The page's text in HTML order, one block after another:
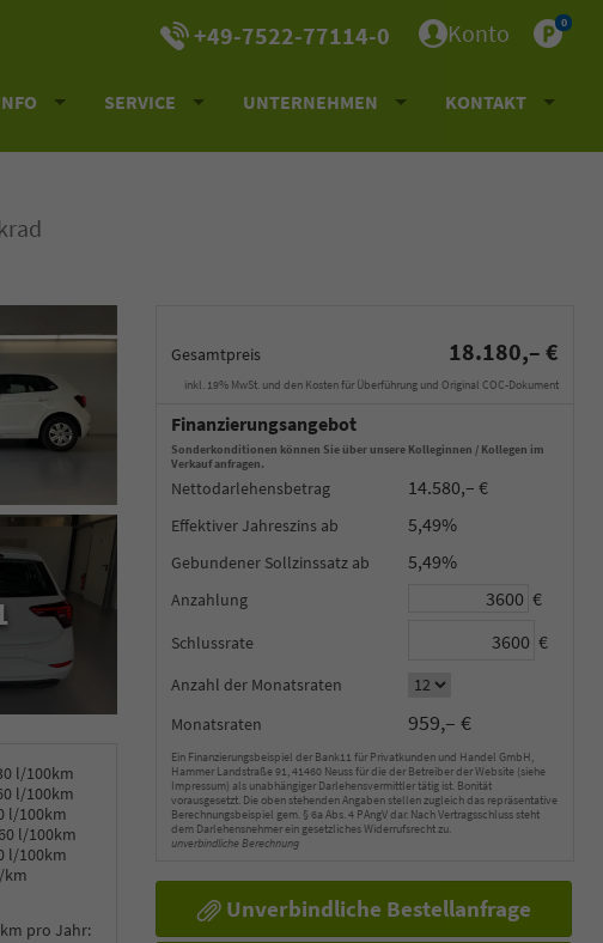
+49-7522-77114-0 Konto 0
SERVICE UNTERNEHMEN KONTAKT
Gesamtpreis 18.180,– €
inkl. 19% MwSt. und den Kosten für Überführung und Original COC-Dokument
Finanzierungsangebot
Sonderkonditionen können Sie über unsere Kolleginnen / Kollegen im
Verkauf anfragen.
Nettodarlehensbetrag 14.580,– €
Effektiver Jahreszins 5,49%
Gebundener Sollzinssatz 5,49%
Anzahlung €
Schlussrate €
Anzahl der Monatsraten
Monatsraten
959,– €
Ein Finanzierungsbeispiel der Bank11 für Privatkunden und Handel GmbH,
Hammer Landstraße 91, 41460 Neuss für die der Betreiber der Website (siehe
Impressum) als unabhängiger Darlehensvermittler tätig ist. Bonität
vorausgesetzt. Die oben stehenden Angaben stellen zugleich das repräsentative
Berechnungsbeispiel gem. § 6a Abs. 4 PAngV dar. Nach Vertragsschluss steht
dem Darlehensnehmer ein gesetzliches Widerrufsrecht zu.
unverbindliche Berechnung
Unverbindliche Bestellanfrage
l/100km
l/100km
l/100km
l/100km
l/100km
km
pro Jahr: